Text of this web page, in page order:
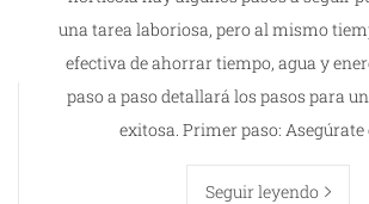
una tarea laboriosa, pero al mismo
efectiva de ahorrar tiempo, agua y
paso a paso detallará los pasos para
exitosa. Primer paso: Asegúrate
Seguir leyendo